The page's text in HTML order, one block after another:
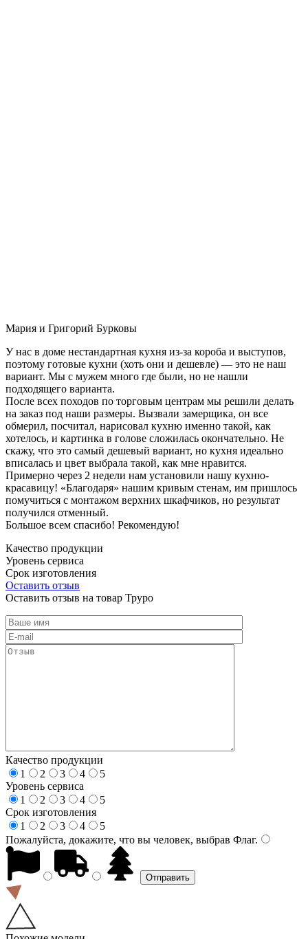
Мария и Григорий Бурковы
У нас в доме нестандартная кухня из-за короба и выступов,
поэтому готовые кухни (хоть они и дешевле) — это не наш
вариант. Мы с мужем много где были, но не нашли
подходящего варианта.
После всех походов по торговым центрам мы решили делать
на заказ под наши размеры. Вызвали замерщика, он все
обмерил, посчитал, нарисовал кухню именно такой, как
хотелось, и картинка в голове сложилась окончательно. Не
скажу, что это самый дешевый вариант, но кухня идеально
вписалась и цвет выбрала такой, как мне нравится.
Примерно через 2 недели нам установили нашу кухню-
красавицу! «Благодаря» нашим кривым стенам, им пришлось
помучиться с монтажом верхних шкафчиков, но результат
получился отменный.
Большое всем спасибо! Рекомендую!
Качество продукции
Уровень сервиса
Срок изготовления
Оставить отзыв
Оставить отзыв на товар Труро
Качество продукции
1
2 3 4
5
Уровень сервиса
1
2 3 4
5
Срок изготовления
1
2 3 4
5
Пожалуйста, докажите, что вы человек, выбрав Флаг.